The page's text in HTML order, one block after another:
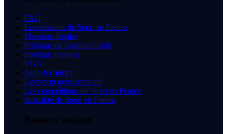
FAQ
Les missions de Sport en France
Mentions légales
Politique de Confidentialité
Politique cookies
CGU
Aide et contact
Comment nous recevoir
Les compétitions de Sport en France
Actualité de Sport en France
Réseaux sociaux